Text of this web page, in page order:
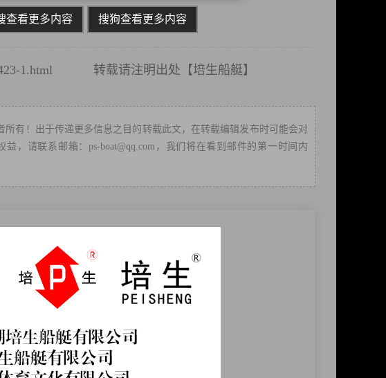
查看更多内容 搜狗查看更多内容
1.html 转载请注明出处【培生船艇】
有！出于传递更多信息之目的转载此文，在转载编辑发布时可能会对
，请联系邮箱：ps-boat@qq.com，我们将在看到邮件的第一时间内